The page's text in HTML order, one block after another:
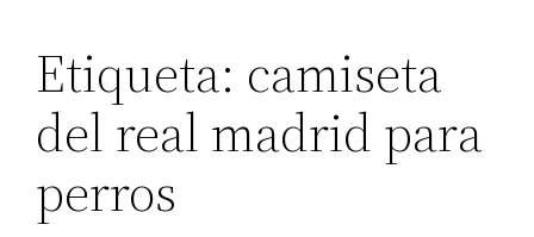
Etiqueta: camiseta
del real madrid para
perros